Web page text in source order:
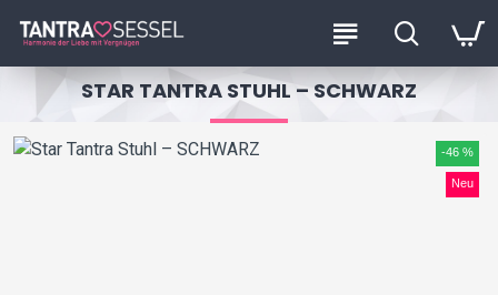
STAR TANTRA STUHL – SCHWARZ
Neu
-46 %